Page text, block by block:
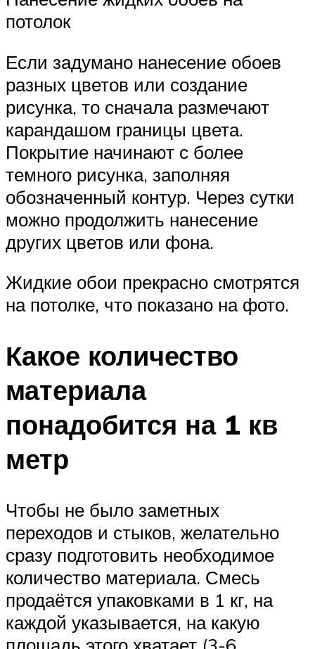
потолок
Если задумано нанесение обоев
разных цветов или создание
рисунка, то сначала размечают
карандашом границы цвета.
Покрытие начинают с более
темного рисунка, заполняя
обозначенный контур. Через сутки
можно продолжить нанесение
других цветов или фона.
Жидкие обои прекрасно смотрятся
на потолке, что показано на фото.
Какое количество
материала
понадобится на 1 кв
метр
Чтобы не было заметных
переходов и стыков, желательно
сразу подготовить необходимое
количество материала. Смесь
продаётся упаковками в 1 кг, на
каждой указывается, на какую